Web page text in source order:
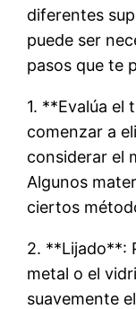
diferentes
puede ser
pasos que te
1. **Evalúa el
comenzar a
considerar el
Algunos
ciertos
2. **Lijado**:
metal o el
suavemente